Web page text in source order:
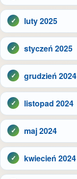
luty 2025
styczeń 2025
grudzień 2024
listopad 2024
maj 2024
kwiecień 2024